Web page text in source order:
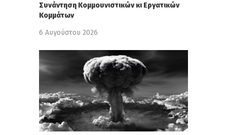
Συνάντηση Κομμουνιστικών κι Εργατικών
Κομμάτων
6 Αυγούστου 2026